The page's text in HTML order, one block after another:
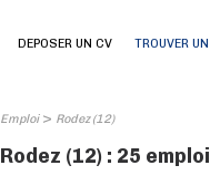
DEPOSER UN CV TROUVER
Emploi> Rodez (12)
Rodez (12) : 25